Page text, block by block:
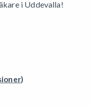
i Uddevalla!
)